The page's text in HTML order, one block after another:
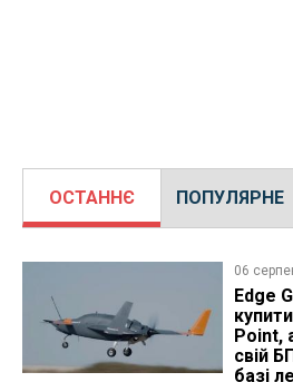
ОСТАННЄ ПОПУЛЯРНЕ
06
Edge
Point,
свій
базі